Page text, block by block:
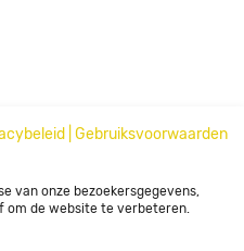
Gebruiksvoorwaarden
van onze bezoekersgegevens,
om de website te verbeteren.